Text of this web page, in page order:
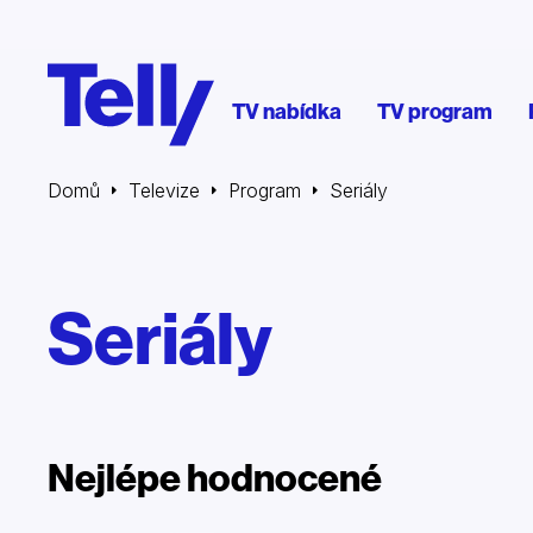
TV nabídka TV program
Domů Televize Program Seriály
Seriály
Nejlépe hodnocené